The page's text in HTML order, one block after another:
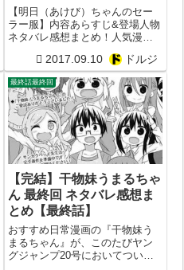
め！おすすめ考察レビュ
ー！
【明日（あけび）ちゃんのセー
ラー服】内容あらすじ&登場人物
ネタバレ感想まとめ！人気漫画
面白いかつまらないか徹底考察
してみた！作者は博。掲載サイ
トはとなりのヤングジャンプ。
出版社は集英社。ジャンルは学
園漫画。
2017.09.10 ドルジ
最終話最終回
【完結】干物妹うまるちゃ
ん 最終回 ネタバレ感想ま
とめ【最終話】
おすすめ日常漫画の『干物妹う
まるちゃん』が、このたびヤン
グジャンプ20号においてついに